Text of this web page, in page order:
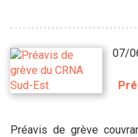
07/
Préavis de grève